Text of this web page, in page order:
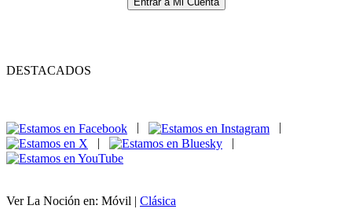
DESTACADOS
|
|
Ver La Noción en: Móvil | Clásica